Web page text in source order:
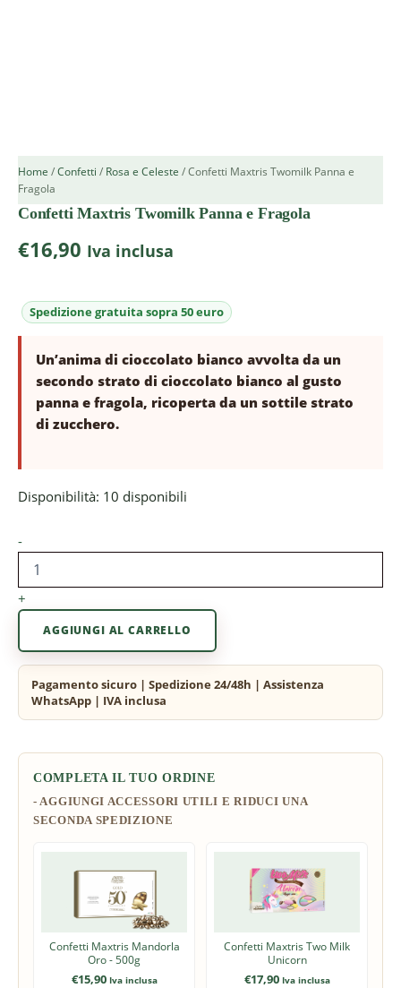
Home /Confetti / Rosa e Celeste / Confetti Maxtris Twomilk Panna e
Fragola
Confetti Maxtris Twomilk Panna e Fragola
€16,90 Iva inclusa
Un’anima di cioccolato bianco avvolta da un
secondo strato di cioccolato bianco al gusto
panna e fragola, ricoperta da un sottile strato
di zucchero.
Disponibilità: 10 disponibili
-
+
AGGIUNGI AL CARRELLO
COMPLETA IL TUO ORDINE
Confetti Maxtris Mandorla
Oro - 500g
€15,90 Iva inclusa
Confetti Maxtris Two Milk
Unicorn
€17,90 Iva inclusa